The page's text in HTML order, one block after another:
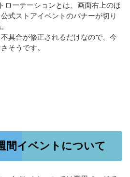
ーテーションとは、画面右上のほ
式ストアイベントのバナーが切り
具合が修正されるだけなので、今
そうです。
間イベントについて